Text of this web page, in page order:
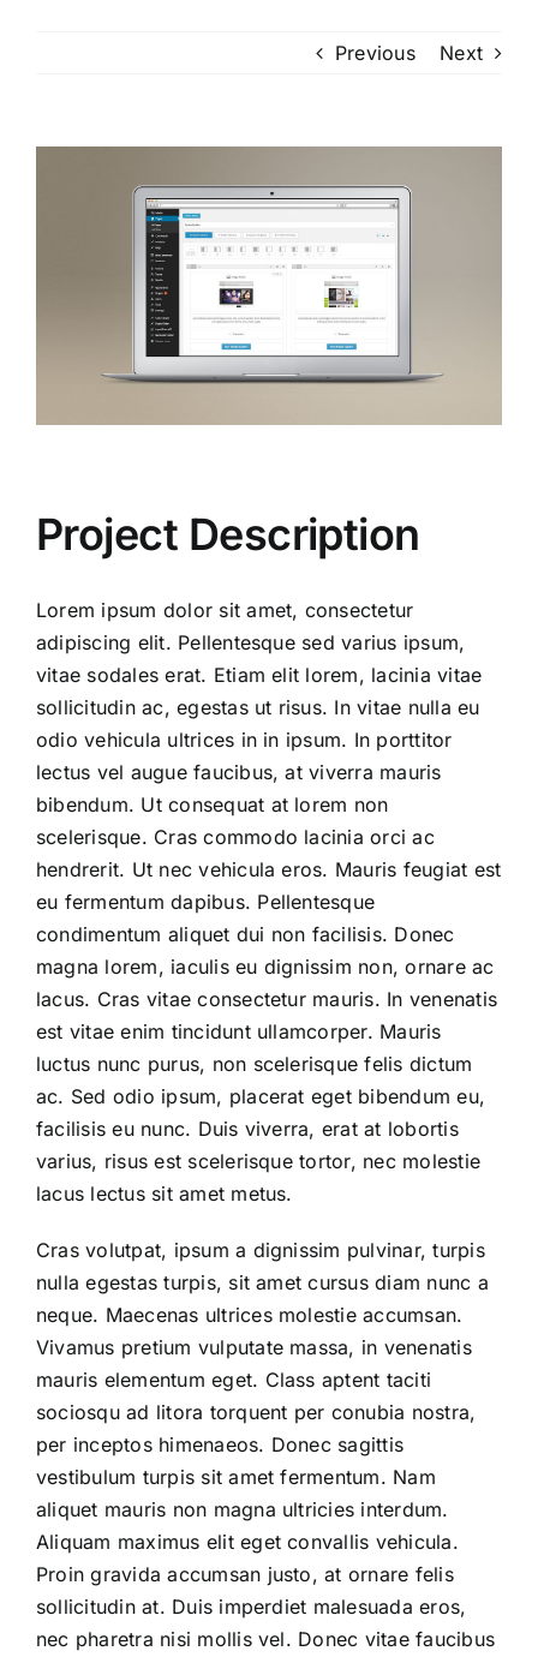
Previous Next
Project Description
Lorem ipsum dolor sit amet, consectetur
adipiscing elit. Pellentesque sed varius ipsum,
vitae sodales erat. Etiam elit lorem, lacinia vitae
sollicitudin ac, egestas ut risus. In vitae nulla eu
odio vehicula ultrices in in ipsum. In porttitor
lectus vel augue faucibus, at viverra mauris
bibendum. Ut consequat at lorem non
scelerisque. Cras commodo lacinia orci ac
hendrerit. Ut nec vehicula eros. Mauris feugiat est
eu fermentum dapibus. Pellentesque
condimentum aliquet dui non facilisis. Donec
magna lorem, iaculis eu dignissim non, ornare ac
lacus. Cras vitae consectetur mauris. In venenatis
est vitae enim tincidunt ullamcorper. Mauris
luctus nunc purus, non scelerisque felis dictum
ac. Sed odio ipsum, placerat eget bibendum eu,
facilisis eu nunc. Duis viverra, erat at lobortis
varius, risus est scelerisque tortor, nec molestie
lacus lectus sit amet metus.
Cras volutpat, ipsum a dignissim pulvinar, turpis
nulla egestas turpis, sit amet cursus diam nunc a
neque. Maecenas ultrices molestie accumsan.
Vivamus pretium vulputate massa, in venenatis
mauris elementum eget. Class aptent taciti
sociosqu ad litora torquent per conubia nostra,
per inceptos himenaeos. Donec sagittis
vestibulum turpis sit amet fermentum. Nam
aliquet mauris non magna ultricies interdum.
Aliquam maximus elit eget convallis vehicula.
Proin gravida accumsan justo, at ornare felis
sollicitudin at. Duis imperdiet malesuada eros,
nec pharetra nisi mollis vel. Donec vitae faucibus